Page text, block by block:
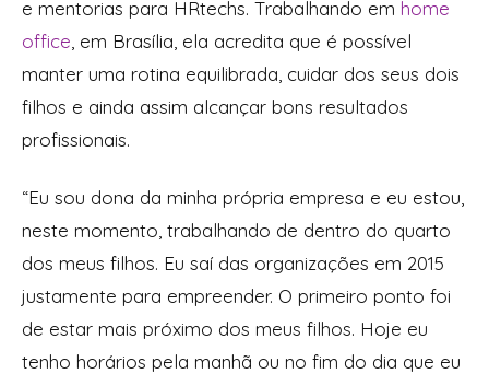
e mentorias para HRtechs. Trabalhando em home
office, em Brasília, ela acredita que é possível
manter uma rotina equilibrada, cuidar dos seus dois
filhos e ainda assim alcançar bons resultados
profissionais.
“Eu sou dona da minha própria empresa e eu estou,
neste momento, trabalhando de dentro do quarto
dos meus filhos. Eu saí das organizações em 2015
justamente para empreender. O primeiro ponto foi
de estar mais próximo dos meus filhos. Hoje eu
tenho horários pela manhã ou no fim do dia que eu